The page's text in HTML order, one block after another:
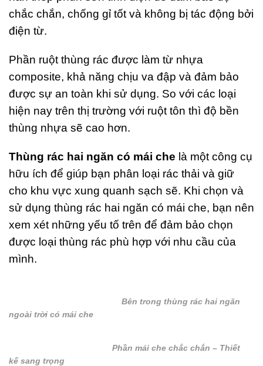
chắc chắn, chống gỉ tốt và không bị tác động bởi
điện từ.
Phần ruột thùng rác được làm từ nhựa
composite, khả năng chịu va đập và đảm bảo
được sự an toàn khi sử dụng. So với các loại
hiện nay trên thị trường với ruột tôn thì độ bền
thùng nhựa sẽ cao hơn.
Thùng rác hai ngăn có mái che là một công cụ
hữu ích để giúp bạn phân loại rác thải và giữ
cho khu vực xung quanh sạch sẽ. Khi chọn và
sử dụng thùng rác hai ngăn có mái che, bạn nên
xem xét những yếu tố trên để đảm bảo chọn
được loại thùng rác phù hợp với nhu cầu của
mình.
Bên trong thùng rác hai ngăn
ngoài trời có mái che
Phần mái che chắc chắn – Thiết
kế sang trọng